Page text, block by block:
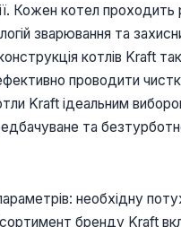
Кожен котел
зварювання та
котлів Kraft
проводити
Kraft ідеальним
та
необхідну
бренду Kraft